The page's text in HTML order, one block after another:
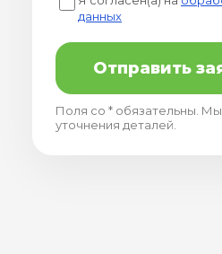
данных
Отправить
Поля со * обязательны.
уточнения деталей.